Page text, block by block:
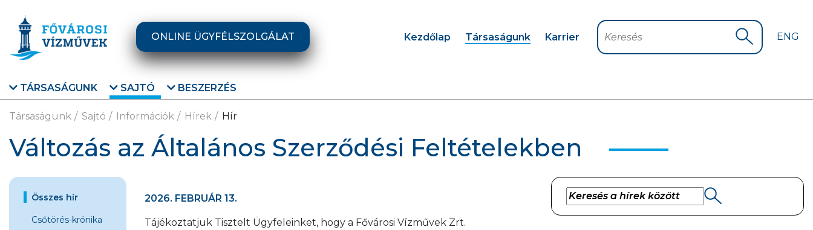
ONLINE ÜGYFÉLSZOLGÁLAT Kezdőlap Társaságunk Karrier Keresés Keresés
ENG
TÁRSASÁGUNK SAJTÓ BESZERZÉS
Társaságunk Sajtó Információk Hírek Hír
Változás az Általános Szerződési Feltételekben
Összes hír
Csőtörés-krónika
2026. FEBRUÁR 13.
Tájékoztatjuk Tisztelt Ügyfeleinket, hogy a Fővárosi Vízművek Zrt.